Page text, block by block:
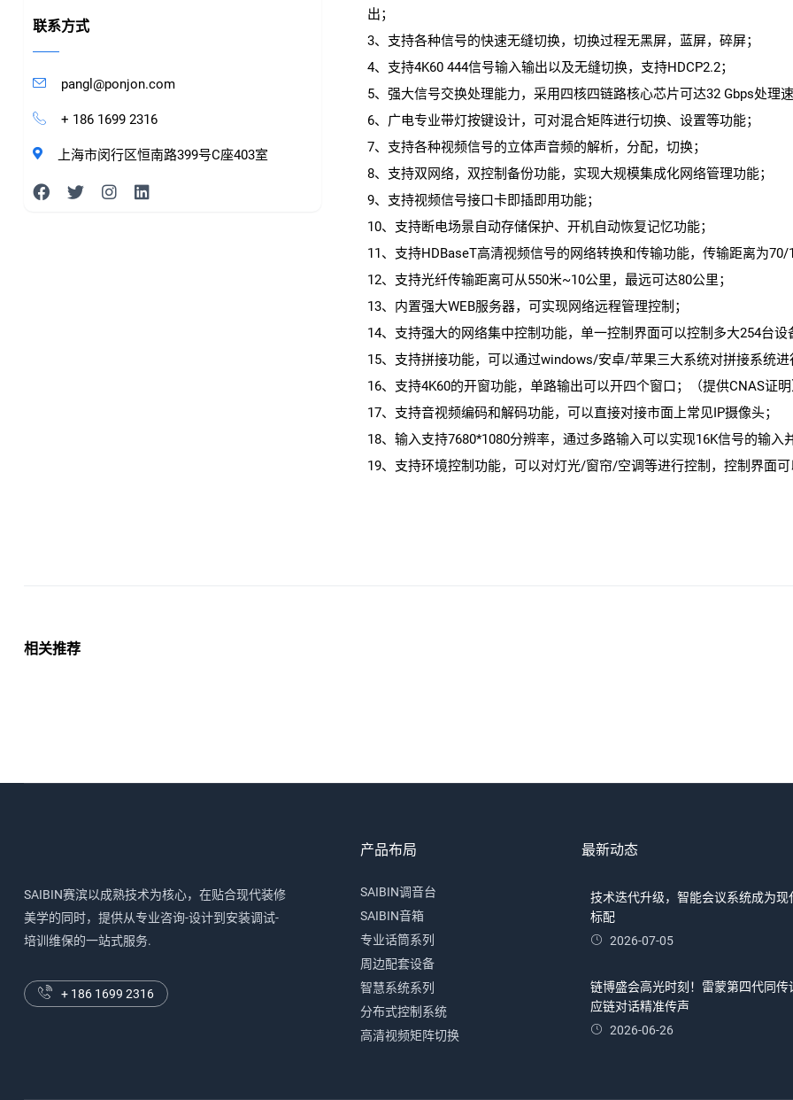
联系方式
pangl@ponjon.com
+ 186 1699 2316
上海市闵行区恒南路399号C座403室
出；
3、支持各种信号的快速无缝切换，切换过程无黑屏，蓝屏，碎屏；
4、支持4K60 444信号输入输出以及无缝切换，支持HDCP2.2；
5、强大信号交换处理能力，采用四核四链路核心芯片可达32 Gbps处理速
6、广电专业带灯按键设计，可对混合矩阵进行切换、设置等功能；
7、支持各种视频信号的立体声音频的解析，分配，切换；
8、支持双网络，双控制备份功能，实现大规模集成化网络管理功能；
9、支持视频信号接口卡即插即用功能；
10、支持断电场景自动存储保护、开机自动恢复记忆功能；
11、支持HDBaseT高清视频信号的网络转换和传输功能，传输距离为70/
12、支持光纤传输距离可从550米~10公里，最远可达80公里；
13、内置强大WEB服务器，可实现网络远程管理控制；
14、支持强大的网络集中控制功能，单一控制界面可以控制多大254台设
15、支持拼接功能，可以通过windows/安卓/苹果三大系统对拼接系统
16、支持4K60的开窗功能，单路输出可以开四个窗口；（提供CNAS证明
17、支持音视频编码和解码功能，可以直接对接市面上常见IP摄像头；
18、输入支持7680*1080分辨率，通过多路输入可以实现16K信号的输入
19、支持环境控制功能，可以对灯光/窗帘/空调等进行控制，控制界面可
相关推荐
SAIBIN赛滨以成熟技术为核心，在贴合现代装修
美学的同时，提供从专业咨询-设计到安装调试-
培训维保的一站式服务.
+ 186 1699 2316
产品布局
SAIBIN调音台
SAIBIN音箱
专业话筒系列
周边配套设备
智慧系统系列
分布式控制系统
高清视频矩阵切换
最新动态
技术迭代升级，智能会议系统成为现
标配
2026-07-05
链博盛会高光时刻！雷蒙第四代同传
应链对话精准传声
2026-06-26